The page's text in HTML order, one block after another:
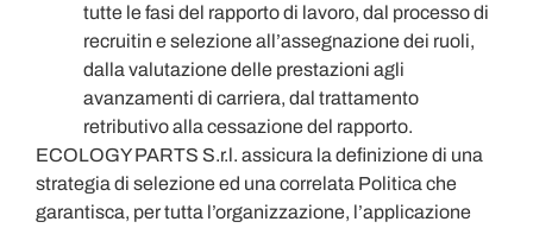
tutte le fasi del rapporto di lavoro, dal processo di
recruitin e selezione all’assegnazione dei ruoli,
dalla valutazione delle prestazioni agli
avanzamenti di carriera, dal trattamento
retributivo alla cessazione del rapporto.
ECOLOGY PARTS S.r.l. assicura la definizione di una
strategia di selezione ed una correlata Politica che
garantisca, per tutta l’organizzazione, l’applicazione